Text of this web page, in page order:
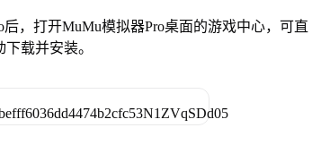
，打开MuMu模拟器Pro桌面的游戏中心，可直
载并安装。